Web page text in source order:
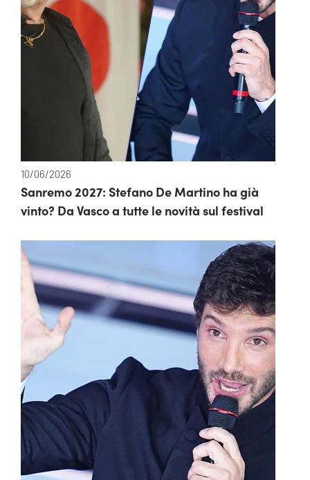
10/06/2026
Sanremo 2027: Stefano De Martino ha già
vinto? Da Vasco a tutte le novità sul festival